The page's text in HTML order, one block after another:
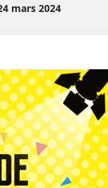
mars 2024